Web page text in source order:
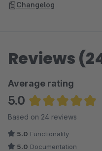
Changelog
Reviews
Average rating
5.0
Average rating of
Based on 24 reviews
5.0 Functionality
5.0 Documentation